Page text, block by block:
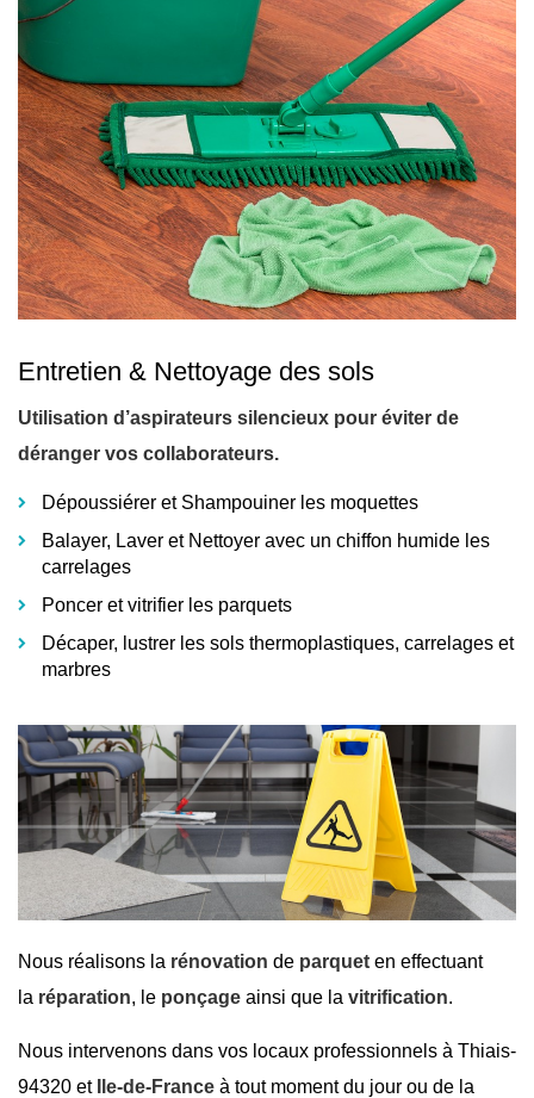
Entretien & Nettoyage des sols
Utilisation d’aspirateurs silencieux pour éviter de
déranger vos collaborateurs.
Dépoussiérer et Shampouiner les moquettes
Balayer, Laver et Nettoyer avec un chiffon humide les
carrelages
Poncer et vitrifier les parquets
Décaper, lustrer les sols thermoplastiques, carrelages et
marbres
Nous réalisons la rénovation de parquet en effectuant
la réparation, le ponçage ainsi que la vitrification.
Nous intervenons dans vos locaux professionnels à Thiais-
94320 et
Ile-de-France à tout moment du jour ou de la